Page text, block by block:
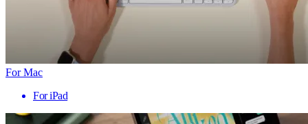
For Mac
For iPad